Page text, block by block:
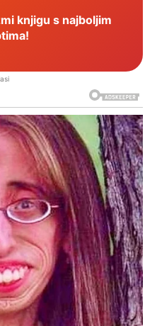
knjigu s najboljim